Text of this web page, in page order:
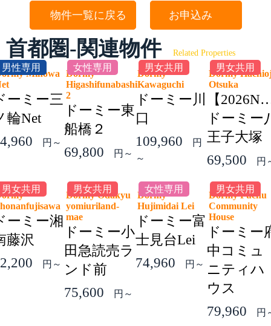
物件一覧に戻る お申込み
首都圏-関連物件 Related Properties
男性専用
Minowa
ーミー三
輪Net
円～
女性専用
Dormy
Higashifunabashi
2
ドーミー東
船橋２
69,800
円～
男女共用
Dormy
Kawaguchi
ドーミー川
口
109,960
円
～
男女共用
Dormy
Otsuka
【
ドーミー
王子大塚
69,500
円
男女共用
ーミー湘
藤沢
円～
男女共用
Dormy Odakyu
yomiuriland-
mae
ドーミー小
田急読売ラ
ンド前
75,600
円～
女性専用
Dormy
Hujimidai Lei
ドーミー富
士見台Lei
74,960
円～
男女共用
Dormy Fuchu
Community
House
ドーミー
中コミュ
ニティハ
ウス
79,960
円